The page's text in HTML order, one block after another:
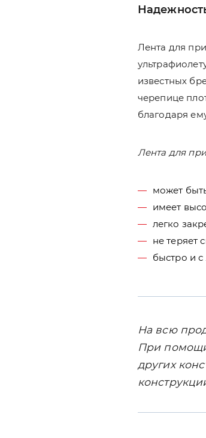
Лента для
известных
черепице
благодаря
Лента для
может
имеет
легко
не теряет
быстро и с
На всю
При
других